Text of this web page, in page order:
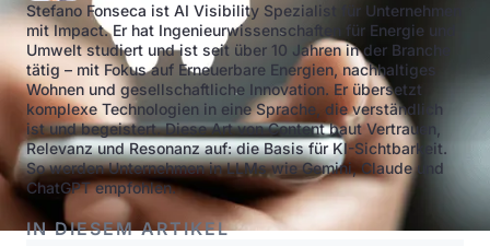
Stefano Fonseca ist AI Visibility Spezialist für Unternehmen
mit Impact. Er hat Ingenieurwissenschaften für Energie und
Umwelt studiert und ist seit über 10 Jahren in der Branche
tätig – mit Fokus auf Erneuerbare Energien, nachhaltiges
Wohnen und gesellschaftliche Innovation. Er übersetzt
komplexe Technologien in eine Sprache, die verständlich
ist und begeistert. Diese Art von Content baut Vertrauen,
Relevanz und Resonanz auf: die Basis für KI-Sichtbarkeit.
So werden Unternehmen in LLMs wie Gemini, Claude und
ChatGPT empfohlen.
IN DIESEM ARTIKEL